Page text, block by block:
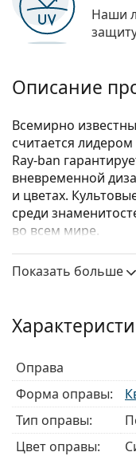
Наши
Описание
Всемирно
считается
Ray-ban
вневременной
и цветах.
среди
во всем мире.
Ray-Ban 0RX7169
Lentiamo.
Синий цвет
холодным
черными или
Квадратные
людей с
Показать больше
Оправа
Форма оправы:
Тип оправы:
Цвет оправы: